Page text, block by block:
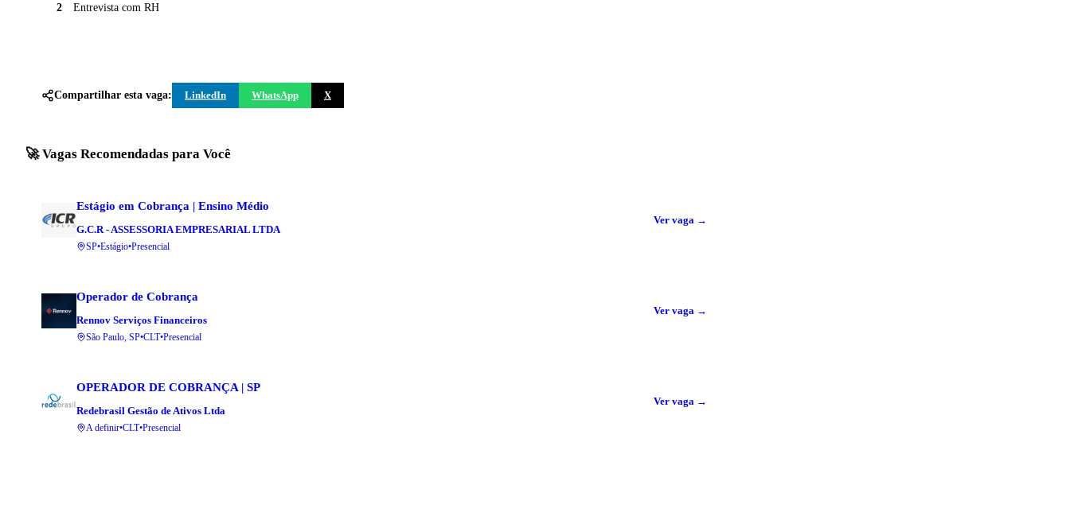
2 Entrevista com RH
Compartilhar esta vaga: LinkedIn WhatsApp X
🚀 Vagas Recomendadas para Você
Estágio em Cobrança | Ensino Médio
G.C.R - ASSESSORIA EMPRESARIAL LTDA
SP•Estágio•Presencial
Ver vaga →
Operador de Cobrança
Rennov Serviços Financeiros
São Paulo, SP•CLT•Presencial
Ver vaga →
OPERADOR DE COBRANÇA | SP
Redebrasil Gestão de Ativos Ltda
A definir•CLT•Presencial
Ver vaga →